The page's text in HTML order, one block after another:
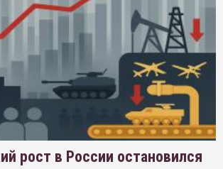
рост в России остановился